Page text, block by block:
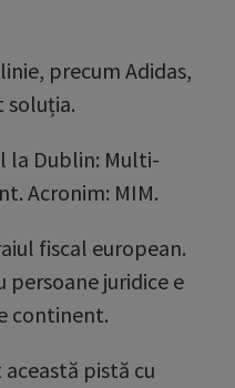
precum Adidas,
soluția.
la Dublin: Multi-
Acronim: MIM.
fiscal european.
juridice e
continent.
pistă cu